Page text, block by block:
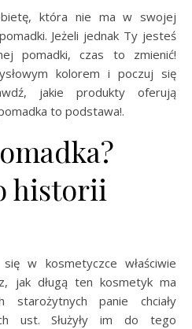
Jeżeli jednak Ty jesteś
pomadki, czas to zmienić!
kolorem i poczuj się
jakie produkty oferują
to podstawa!.
historii
w kosmetyczce właściwie
jak długą ten kosmetyk ma
starożytnych panie chciały
ust. Służyły im do tego